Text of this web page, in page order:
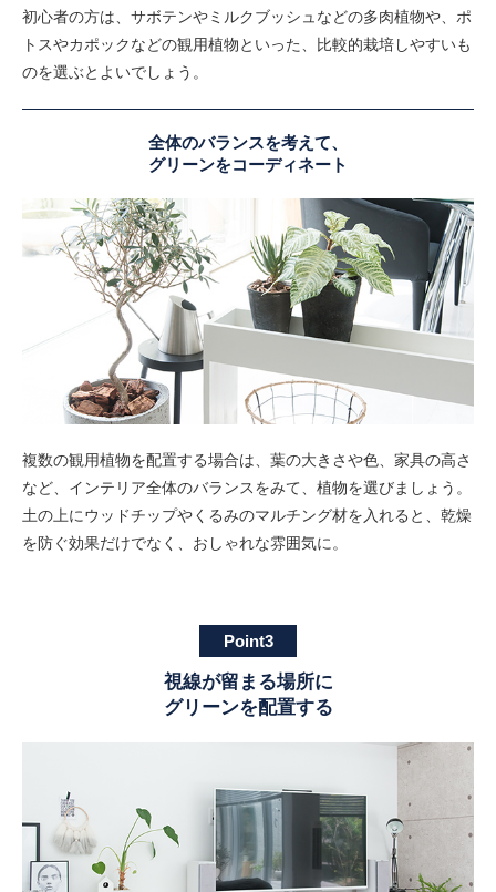
初心者の方は、サボテンやミルクブッシュなどの多肉植物や、ポ
トスやカポックなどの観用植物といった、比較的栽培しやすいも
のを選ぶとよいでしょう。
全体のバランスを考えて、
グリーンをコーディネート
複数の観用植物を配置する場合は、葉の大きさや色、家具の高さ
など、インテリア全体のバランスをみて、植物を選びましょう。
土の上にウッドチップやくるみのマルチング材を入れると、乾燥
を防ぐ効果だけでなく、おしゃれな雰囲気に。
Point3
視線が留まる場所に
グリーンを配置する